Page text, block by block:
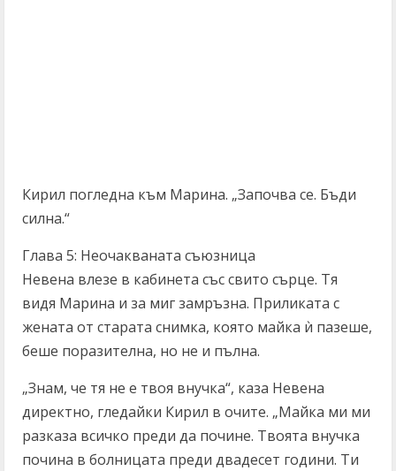
Кирил погледна към Марина. „Започва се. Бъди
силна.“
Глава 5: Неочакваната съюзница
Невена влезе в кабинета със свито сърце. Тя
видя Марина и за миг замръзна. Приликата с
жената от старата снимка, която майка ѝ пазеше,
беше поразителна, но не и пълна.
„Знам, че тя не е твоя внучка“, каза Невена
директно, гледайки Кирил в очите. „Майка ми ми
разказа всичко преди да почине. Твоята внучка
почина в болницата преди двадесет години. Ти